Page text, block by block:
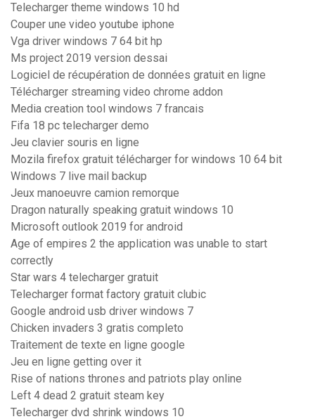
Telecharger theme windows 10 hd
Couper une video youtube iphone
Vga driver windows 7 64 bit hp
Ms project 2019 version dessai
Logiciel de récupération de données gratuit en ligne
Télécharger streaming video chrome addon
Media creation tool windows 7 francais
Fifa 18 pc telecharger demo
Jeu clavier souris en ligne
Mozila firefox gratuit télécharger for windows 10 64 bit
Windows 7 live mail backup
Jeux manoeuvre camion remorque
Dragon naturally speaking gratuit windows 10
Microsoft outlook 2019 for android
Age of empires 2 the application was unable to start
correctly
Star wars 4 telecharger gratuit
Telecharger format factory gratuit clubic
Google android usb driver windows 7
Chicken invaders 3 gratis completo
Traitement de texte en ligne google
Jeu en ligne getting over it
Rise of nations thrones and patriots play online
Left 4 dead 2 gratuit steam key
Telecharger dvd shrink windows 10